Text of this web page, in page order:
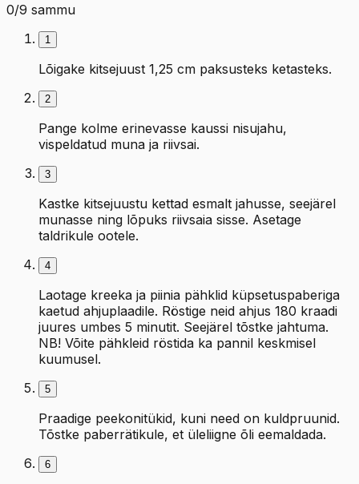
0/9 sammu
1
Lõigake kitsejuust 1,25 cm paksusteks ketasteks.
2
Pange kolme erinevasse kaussi nisujahu,
vispeldatud muna ja riivsai.
3
Kastke kitsejuustu kettad esmalt jahusse, seejärel
munasse ning lõpuks riivsaia sisse. Asetage
taldrikule ootele.
4
Laotage kreeka ja piinia pähklid küpsetuspaberiga
kaetud ahjuplaadile. Röstige neid ahjus 180 kraadi
juures umbes 5 minutit. Seejärel tõstke jahtuma.
NB! Võite pähkleid röstida ka pannil keskmisel
kuumusel.
5
Praadige peekonitükid, kuni need on kuldpruunid.
Tõstke paberrätikule, et üleliigne õli eemaldada.
6